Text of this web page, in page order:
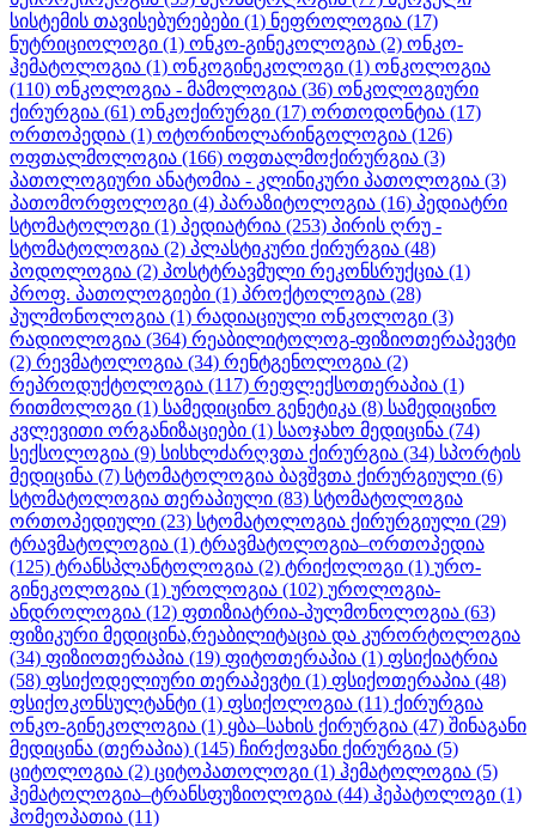
სისტემის თავისებურებები (1) ნეფროლოგია (17)
ნუტრიციოლოგი (1) ონკო-გინეკოლოგია (2) ონკო-
ჰემატოლოგია (1) ონკოგინეკოლოგი (1) ონკოლოგია
(110) ონკოლოგია - მამოლოგია (36) ონკოლოგიური
ქირურგია (61) ონკოქირურგი (17) ორთოდონტია (17)
ორთოპედია (1) ოტორინოლარინგოლოგია (126)
ოფთალმოლოგია (166) ოფთალმოქირურგია (3)
პათოლოგიური ანატომია - კლინიკური პათოლოგია (3)
პათომორფოლოგი (4) პარაზიტოლოგია (16) პედიატრი
სტომატოლოგი (1) პედიატრია (253) პირის ღრუ -
სტომატოლოგია (2) პლასტიკური ქირურგია (48)
პოდოლოგია (2) პოსტტრავმული რეკონსრუქცია (1)
პროფ. პათოლოგიები (1) პროქტოლოგია (28)
პულმონოლოგია (1) რადიაციული ონკოლოგი (3)
რადიოლოგია (364) რეაბილიტოლოგ-ფიზიოთერაპევტი
(2) რევმატოლოგია (34) რენტგენოლოგია (2)
რეპროდუქტოლოგია (117) რეფლექსოთერაპია (1)
რითმოლოგი (1) სამედიცინო გენეტიკა (8) სამედიცინო
კვლევითი ორგანიზაციები (1) საოჯახო მედიცინა (74)
სექსოლოგია (9) სისხლძარღვთა ქირურგია (34) სპორტის
მედიცინა (7) სტომატოლოგია ბავშვთა ქირურგიული (6)
სტომატოლოგია თერაპიული (83) სტომატოლოგია
ორთოპედიული (23) სტომატოლოგია ქირურგიული (29)
ტრავმატოლოგია (1) ტრავმატოლოგია–ორთოპედია
(125) ტრანსპლანტოლოგია (2) ტრიქოლოგი (1) ურო-
გინეკოლოგია (1) უროლოგია (102) უროლოგია-
ანდროლოგია (12) ფთიზიატრია-პულმონოლოგია (63)
ფიზიკური მედიცინა,რეაბილიტაცია და კურორტოლოგია
(34) ფიზიოთერაპია (19) ფიტოთერაპია (1) ფსიქიატრია
(58) ფსიქოდელიური თერაპევტი (1) ფსიქოთერაპია (48)
ფსიქოკონსულტანტი (1) ფსიქოლოგია (11) ქირურგია
ონკო-გინეკოლოგია (1) ყბა–სახის ქირურგია (47) შინაგანი
მედიცინა (თერაპია) (145) ჩირქოვანი ქირურგია (5)
ციტოლოგია (2) ციტოპათოლოგი (1) ჰემატოლოგია (5)
ჰემატოლოგია–ტრანსფუზიოლოგია (44) ჰეპატოლოგი (1)
ჰომეოპათია (11)